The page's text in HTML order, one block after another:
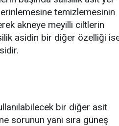
temizlemesinin
akneye meyilli ciltlerin
asidin bir diğer özelliği
bir diğer asit
sorunun yanı sıra güneş